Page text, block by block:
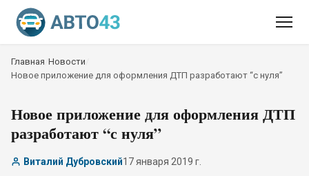
Главная Новости
Новое приложение для оформления ДТП разработают “с нуля”
Новое приложение для оформления ДТП
разработают “с нуля”
Виталий Дубровский17 января 2019 г.